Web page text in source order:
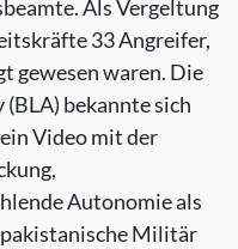
Als Vergeltung
33 Angreifer,
gewesen waren. Die
bekannte sich
Video mit der
Autonomie als
Militär